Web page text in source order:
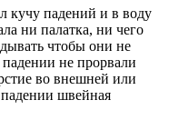
кучу падений и в воду
ни палатка, ни чего
чтобы они не
не прорвали
во внешней или
швейная